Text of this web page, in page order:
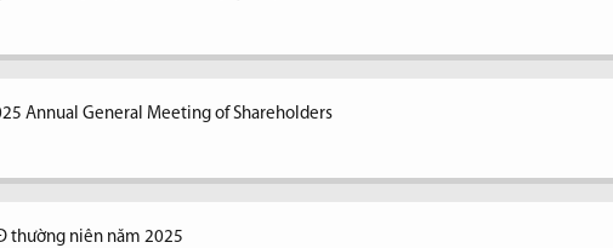
Annual General Meeting of Shareholders
thường niên năm 2025